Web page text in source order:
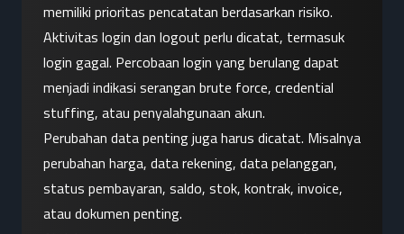
memiliki prioritas pencatatan berdasarkan risiko.
Aktivitas login dan logout perlu dicatat, termasuk
login gagal. Percobaan login yang berulang dapat
menjadi indikasi serangan brute force, credential
stuffing, atau penyalahgunaan akun.
Perubahan data penting juga harus dicatat. Misalnya
perubahan harga, data rekening, data pelanggan,
status pembayaran, saldo, stok, kontrak, invoice,
atau dokumen penting.